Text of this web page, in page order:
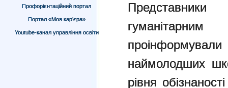
Профорієнтаційний портал
Портал «Моя кар’єра»
Youtube-канал управління освіти
гуманітарним
наймолодших
рівня